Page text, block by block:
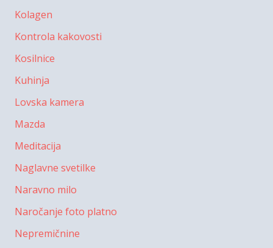
Kolagen
Kontrola kakovosti
Kosilnice
Kuhinja
Lovska kamera
Mazda
Meditacija
Naglavne svetilke
Naravno milo
Naročanje foto platno
Nepremičnine